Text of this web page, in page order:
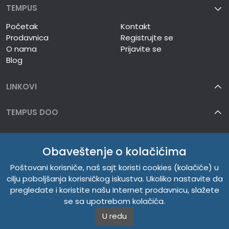
TEMPUS
Početak
Prodavnica
O nama
Blog
Kontakt
Registrujte se
Prijavite se
LINKOVI
TEMPUS DOO
O NAMA
Obaveštenje o kolačićima
Poštovani korisniče, naš sajt koristi cookies (kolačiće) u
cilju poboljšanja korisničkog iskustva. Ukoliko nastavite da
pregledate i koristite našu Internet prodavnicu, slažete
se sa upotrebom kolačića.
U redu